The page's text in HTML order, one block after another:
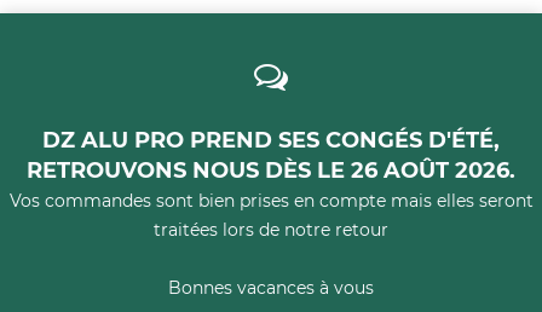
DZ ALU PRO PREND SES CONGÉS D'ÉTÉ,
RETROUVONS NOUS DÈS LE 26 AOÛT 2026.
Vos commandes sont bien prises en compte mais elles seront
traitées lors de notre retour
Bonnes vacances à vous